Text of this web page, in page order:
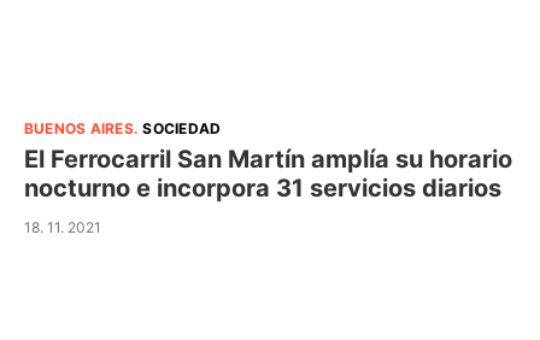
BUENOS AIRES.SOCIEDAD
El Ferrocarril San Martín amplía su horario
nocturno e incorpora 31 servicios diarios
18. 11. 2021